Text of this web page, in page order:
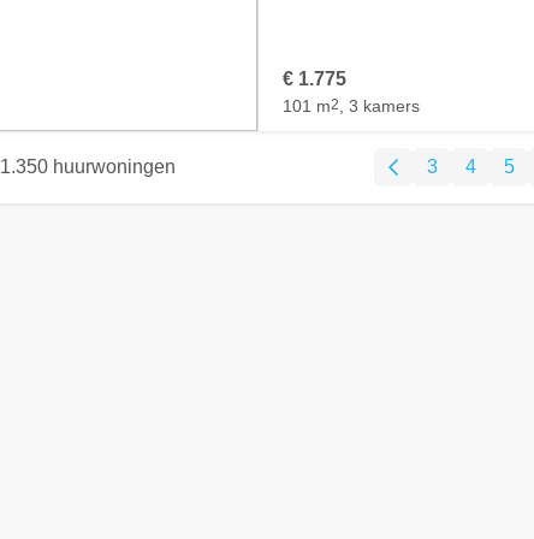
€ 1.775
101 m2 , 3 kamers
1.350 huurwoningen 3 4 5